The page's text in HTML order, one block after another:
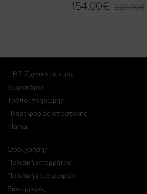
154,00€ 220,00€
L.B.T. Σχετικά με εμάς
Δωροκάρτα
Τρόποι πληρωμής
Πληροφορίες αποστολής
Klarna
Όροι χρήσης
Πολιτική απορρήτου
Πολιτική επιστροφών
Επιστροφές